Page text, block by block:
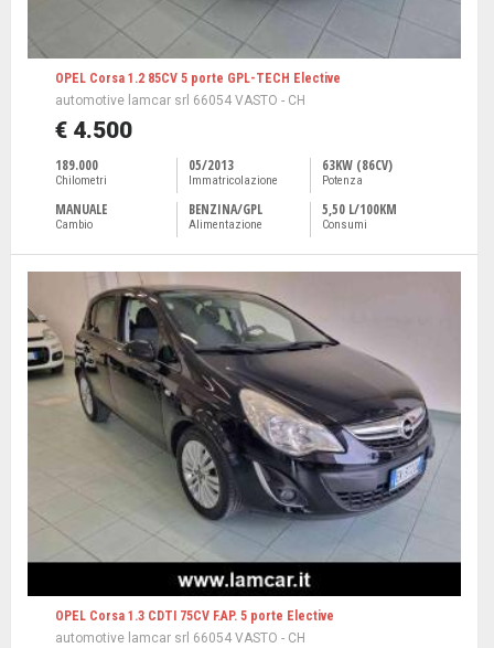
OPEL Corsa 1.2 85CV 5 porte GPL-TECH Elective
automotive lamcar srl 66054 VASTO - CH
€ 4.500
189.000
Chilometri
05/2013
Immatricolazione
63KW (86CV)
Potenza
MANUALE
Cambio
BENZINA/GPL
Alimentazione
5,50 L/100KM
Consumi
OPEL Corsa 1.3 CDTI 75CV F.AP. 5 porte Elective
automotive lamcar srl 66054 VASTO - CH